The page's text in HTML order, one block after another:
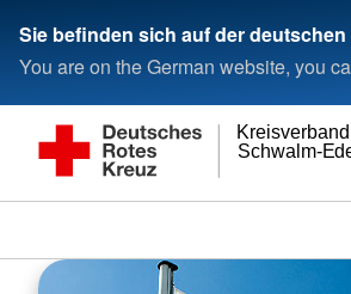
Sie befinden sich auf der deutschen
You are on the German website, you
Schwalm-
Kreisverband